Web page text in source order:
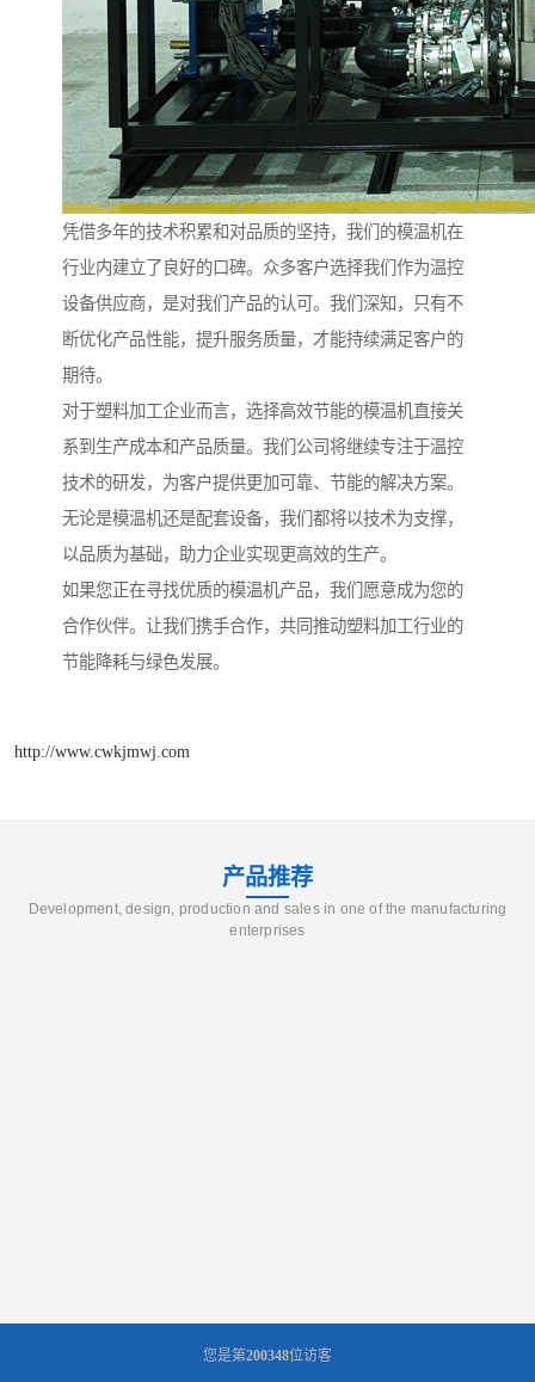
凭借多年的技术积累和对品质的坚持，我们的模温机在
行业内建立了良好的口碑。众多客户选择我们作为温控
设备供应商，是对我们产品的认可。我们深知，只有不
断优化产品性能，提升服务质量，才能持续满足客户的
期待。
对于塑料加工企业而言，选择高效节能的模温机直接关
系到生产成本和产品质量。我们公司将继续专注于温控
技术的研发，为客户提供更加可靠、节能的解决方案。
无论是模温机还是配套设备，我们都将以技术为支撑，
以品质为基础，助力企业实现更高效的生产。
如果您正在寻找优质的模温机产品，我们愿意成为您的
合作伙伴。让我们携手合作，共同推动塑料加工行业的
节能降耗与绿色发展。
http://www.cwkjmwj.com
产品推荐
Development, design, production and sales in one of the manufacturing
enterprises
您是第200348位访客